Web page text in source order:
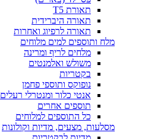
תאורת T5
תאורה היברידית
תאורה לרפיוג ואחרות
מלח ותוספים למים מלוחים
מלחים לריף ומרינה
משולש ואלמנטים
בקטריות
נופוקס ותוספי פחמן
אנטי כלור ומנטרלי רעלים
תוספים אחרים
כל התוספים למלוחים
מסלעות, מצעים, מדיות וקולונות